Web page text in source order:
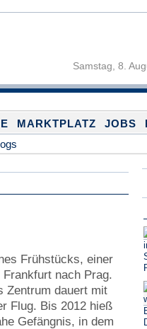
Samstag, 8.
MARKTPLATZ JOBS
Frühstücks, einer
nach Prag.
Zentrum dauert mit
Flug. Bis 2012 hieß
Gefängnis, in dem